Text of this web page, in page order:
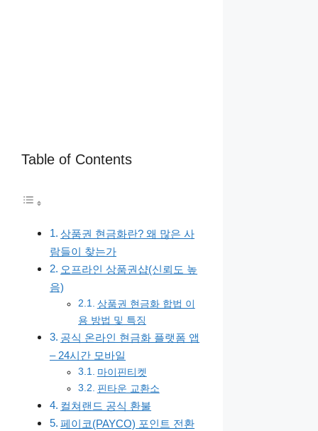
Table of Contents
상품권 현금화란? 왜 많은 사
람들이 찾는가
오프라인 상품권샵(신뢰도 높
음)
상품권 현금화 합법 이
용 방법 및 특징
공식 온라인 현금화 플랫폼 앱
– 24시간 모바일
마이핀티켓
핀타운 교환소
컬쳐랜드 공식 환불
페이코(PAYCO) 포인트 전환